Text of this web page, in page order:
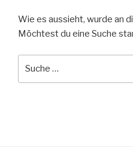
Wie es aussieht, wurde an
Möchtest du eine Suche